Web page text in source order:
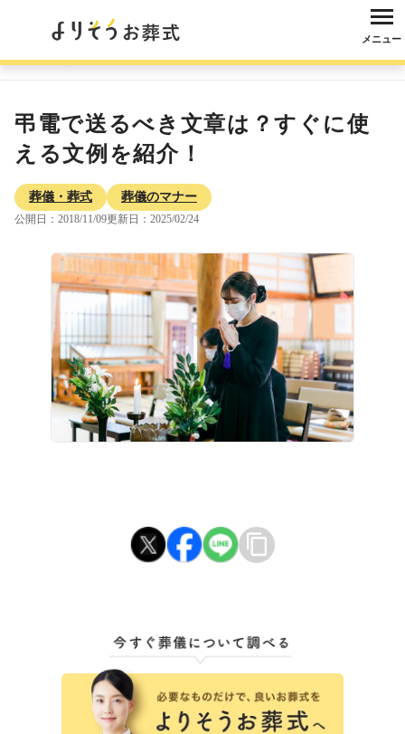
メニュー
よりそうお葬式 コラム 葬儀・葬式 葬儀のマナー 弔電で送るべき
弔電で送るべき文章は？すぐに使
える文例を紹介！
葬儀・葬式 葬儀のマナー
公開日：2018/11/09更新日：2025/02/24